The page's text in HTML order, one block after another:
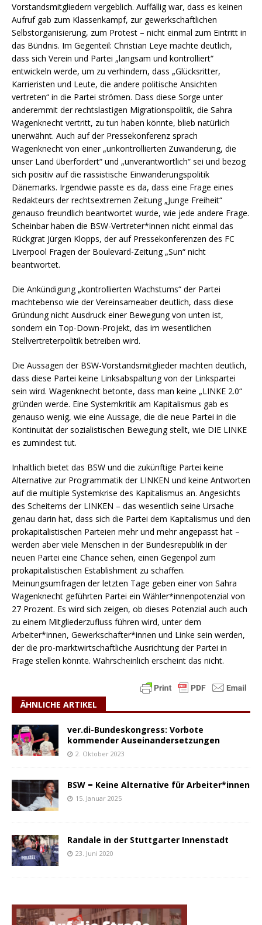
Vorstandsmitgliedern vergeblich. Auffällig war, dass es keinen
Aufruf gab zum Klassenkampf, zur gewerkschaftlichen
Selbstorganisierung, zum Protest – nicht einmal zum Eintritt in
das Bündnis. Im Gegenteil: Christian Leye machte deutlich,
dass sich Verein und Partei „langsam und kontrolliert“
entwickeln werde, um zu verhindern, dass „Glücksritter,
Karrieristen und Leute, die andere politische Ansichten
vertreten“ in die Partei strömen. Dass diese Sorge unter
anderemmit der rechtslastigen Migrationspolitik, die Sahra
Wagenknecht vertritt, zu tun haben könnte, blieb natürlich
unerwähnt. Auch auf der Pressekonferenz sprach
Wagenknecht von einer „unkontrollierten Zuwanderung, die
unser Land überfordert“ und „unverantwortlich“ sei und bezog
sich positiv auf die rassistische Einwanderungspolitik
Dänemarks. Irgendwie passte es da, dass eine Frage eines
Redakteurs der rechtsextremen Zeitung „Junge Freiheit“
genauso freundlich beantwortet wurde, wie jede andere Frage.
Scheinbar haben die BSW-Vertreter*innen nicht einmal das
Rückgrat Jürgen Klopps, der auf Pressekonferenzen des FC
Liverpool Fragen der Boulevard-Zeitung „Sun“ nicht
beantwortet.
Die Ankündigung „kontrollierten Wachstums“ der Partei
machtebenso wie der Vereinsameaber deutlich, dass diese
Gründung nicht Ausdruck einer Bewegung von unten ist,
sondern ein Top-Down-Projekt, das im wesentlichen
Stellvertreterpolitik betreiben wird.
Die Aussagen der BSW-Vorstandsmitglieder machten deutlich,
dass diese Partei keine Linksabspaltung von der Linkspartei
sein wird. Wagenknecht betonte, dass man keine „LINKE 2.0“
gründen werde. Eine Systemkritik am Kapitalismus gab es
genauso wenig, wie eine Aussage, die die neue Partei in die
Kontinuität der sozialistischen Bewegung stellt, wie DIE LINKE
es zumindest tut.
Inhaltlich bietet das BSW und die zukünftige Partei keine
Alternative zur Programmatik der LINKEN und keine Antworten
auf die multiple Systemkrise des Kapitalismus an. Angesichts
des Scheiterns der LINKEN – das wesentlich seine Ursache
genau darin hat, dass sich die Partei dem Kapitalismus und den
prokapitalistischen Parteien mehr und mehr angepasst hat –
werden aber viele Menschen in der Bundesrepublik in der
neuen Partei eine Chance sehen, einen Gegenpol zum
prokapitalistischen Establishment zu schaffen.
Meinungsumfragen der letzten Tage geben einer von Sahra
Wagenknecht geführten Partei ein Wähler*innenpotenzial von
27 Prozent. Es wird sich zeigen, ob dieses Potenzial auch auch
zu einem Mitgliederzufluss führen wird, unter dem
Arbeiter*innen, Gewerkschafter*innen und Linke sein werden,
der die pro-marktwirtschaftliche Ausrichtung der Partei in
Frage stellen könnte. Wahrscheinlich erscheint das nicht.
ÄHNLICHE ARTIKEL
ver.di-Bundeskongress: Vorbote
kommender Auseinandersetzungen
2. Oktober 2023
BSW = Keine Alternative für Arbeiter*innen
15. Januar 2025
Randale in der Stuttgarter Innenstadt
23. Juni 2020